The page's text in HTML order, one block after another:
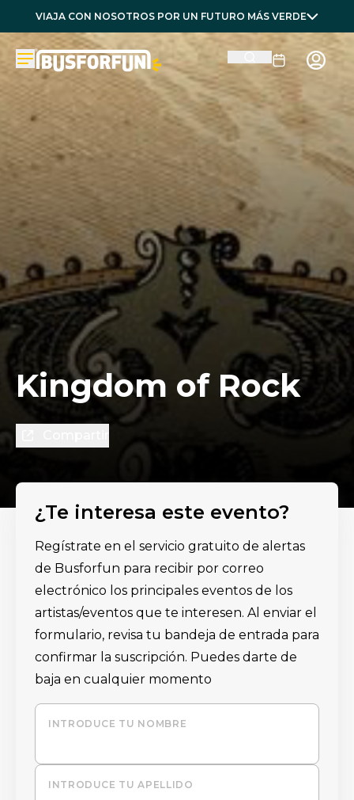
VIAJA CON NOSOTROS POR UN FUTURO MÁS VERDE
Kingdom of Rock
¿Te interesa este evento?
Regístrate en el servicio gratuito de alertas
de Busforfun para recibir por correo
electrónico los principales eventos de los
artistas/eventos que te interesen. Al enviar el
formulario, revisa tu bandeja de entrada para
confirmar la suscripción. Puedes darte de
baja en cualquier momento
INTRODUCE TU NOMBRE
INTRODUCE TU APELLIDO